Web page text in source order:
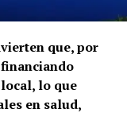
que, por
lo que
en salud,